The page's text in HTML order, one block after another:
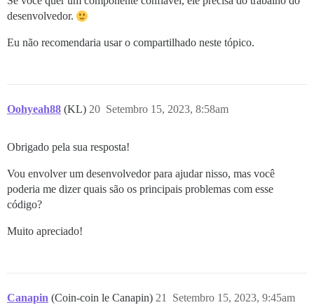
desenvolvedor.
Eu não recomendaria usar o compartilhado neste tópico.
Oohyeah88 (KL) Setembro 15, 2023, 8:58am
20
Obrigado pela sua resposta!
Vou envolver um desenvolvedor para ajudar nisso, mas você
poderia me dizer quais são os principais problemas com esse
código?
Muito apreciado!
Canapin (Coin-coin le Canapin) Setembro 15, 2023, 9:45am
21